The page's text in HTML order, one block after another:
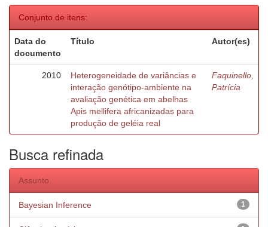
Conjunto de itens:
Data do
documento
Título Autor(es)
2010
Heterogeneidade de variâncias e
interação genótipo-ambiente na
avaliação genética em abelhas
Apis mellifera africanizadas para
produção de geléia real
Faquinello,
Patrícia
Busca refinada
Assunto
1
Bayesian Inference